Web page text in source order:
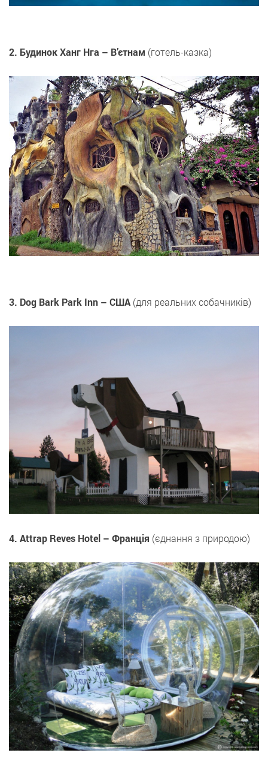
2. Будинок Ханг Нга – В’єтнам (готель-казка)
3. Dog Bark Park Inn – США (для реальних собачників)
4. Attrap Reves Hotel – Франція (єднання з природою)